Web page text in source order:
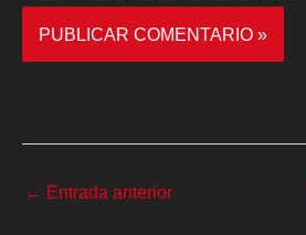
← Entrada anterior